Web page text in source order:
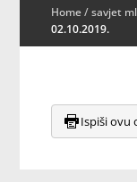
Home/savjet
02.10.2019.
Ispiši ovu